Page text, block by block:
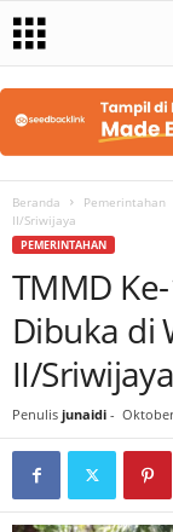
Beranda Pemerintahan
II/Sriwijaya
PEMERINTAHAN
TMMD
Dibuka di
II/Sriwijaya
Penulis junaidi -